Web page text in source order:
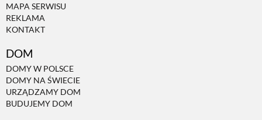
MAPA SERWISU
REKLAMA
KONTAKT
DOM
DOMY W POLSCE
DOMY NA ŚWIECIE
URZĄDZAMY DOM
BUDUJEMY DOM